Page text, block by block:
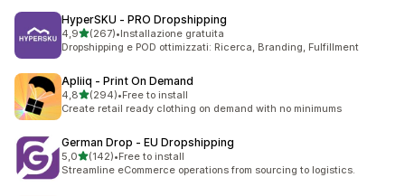
HyperSKU ‑ PRO Dropshipping
4,9stelle su 5
(267)
267 recensioni totali
•Installazione gratuita
Dropshipping e POD ottimizzati: Ricerca, Branding, Fulfillment
Apliiq ‑ Print On Demand
4,8stelle su 5
(294)
294 recensioni totali
•Free to install
Create retail ready clothing on demand with no minimums
German Drop ‑ EU Dropshipping
5,0stelle su 5
(142)
142 recensioni totali
•Free to install
Streamline eCommerce operations from sourcing to logistics.